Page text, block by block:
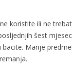
koristite ili ne
šest
bacite. Manje